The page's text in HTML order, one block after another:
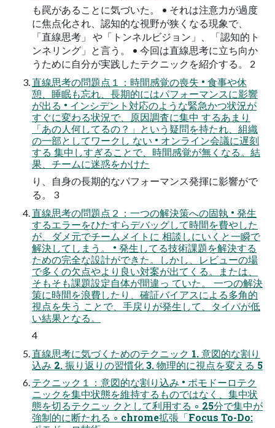
も罠があることに気づいた。 • それは注意力が過度
に焦点化され、認知的な視野が狭くなる現象で、
「直線思考」 や「トンネルビジョン」、「認知的ト
ンネリング」と言う。 • 今回は直線思考に立ち向か
うために自分が実践したテクニックを紹介する。 2
直線思考の問題点１：時間感覚の喪失 • 食事や休
憩、睡眠も忘れ、長期的にはパフォーマンスに影響
が出る • インシデント対応のような緊急かつ状況が
すぐに変わる状況で、原因調査に集中 するあまり
「あの人何してるの？」という疑問を持たれ、組織
の一部としてワークし ない • オンライン会議に遅刻
する 集中しすぎることで、時間感覚が無くなる。結
果、チームに迷惑をかけた
り、自身の長期的なパフォーマンス発揮に影響がで
る。 3
直線思考の問題点２：一つの解決策への固執 • 発生
するエラーをひたすらデバッグして時間を費やした
が、ダメ元でチームメイトに 相談しにいくと一瞬で
解決してしまう。 • 発生してる技術課題を解決する
ための完全な設計ができた。しかし、レビューの場
で多くの欠点やより良い対案が出てくる。または、
そもそも課題設定自体が間違っ ていた。 一つの解決
策に時間を浪費したり、確証バイアスによる多角的
視点を失う ことで、手戻りが発生して、タイパが低
い結果となる。
4
直線思考に気づくためのテクニック 1. 意図的な割り
込み 2. 振り返りの習慣化 3. 物理的に視点を変える 5
テクニック１：意図的な割り込み • ポモドーロテク
ニックを集中状態を維持するものではなく、集中状
態を切るテクニッ クとして利用する ◦ 25分で集中が
強制的に断たれる ◦ chrome拡張「Focus To-Do: